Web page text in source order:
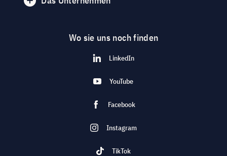
Wo sie uns noch finden
LinkedIn
YouTube
Facebook
Instagram
TikTok